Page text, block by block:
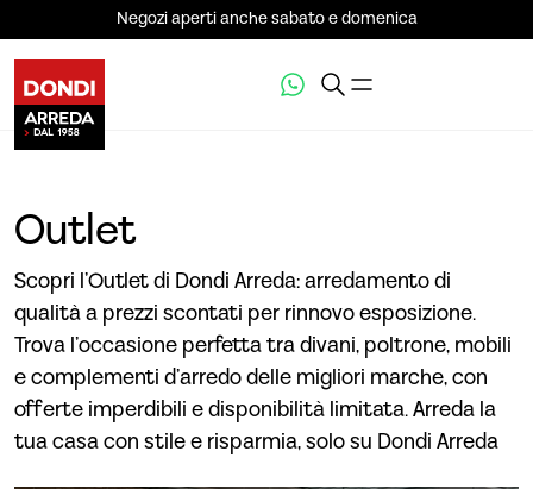
Negozi aperti anche sabato e domenica
Outlet
Scopri l’Outlet di Dondi Arreda: arredamento di
qualità a prezzi scontati per rinnovo esposizione.
Trova l’occasione perfetta tra divani, poltrone, mobili
e complementi d’arredo delle migliori marche, con
offerte imperdibili e disponibilità limitata. Arreda la
tua casa con stile e risparmia, solo su Dondi Arreda